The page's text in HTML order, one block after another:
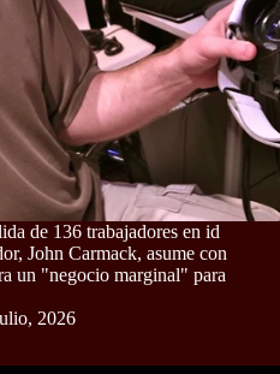
de 136 trabajadores en id
John Carmack, asume con
un "negocio marginal" para
2026